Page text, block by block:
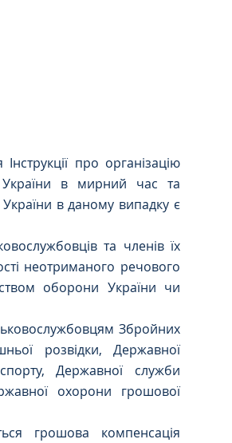
про організацію
України в мирний час та
в даному випадку є
та членів їх
неотриманого речового
оборони України чи
Збройних
розвідки, Державної
Державної служби
охорони грошової
грошова компенсація